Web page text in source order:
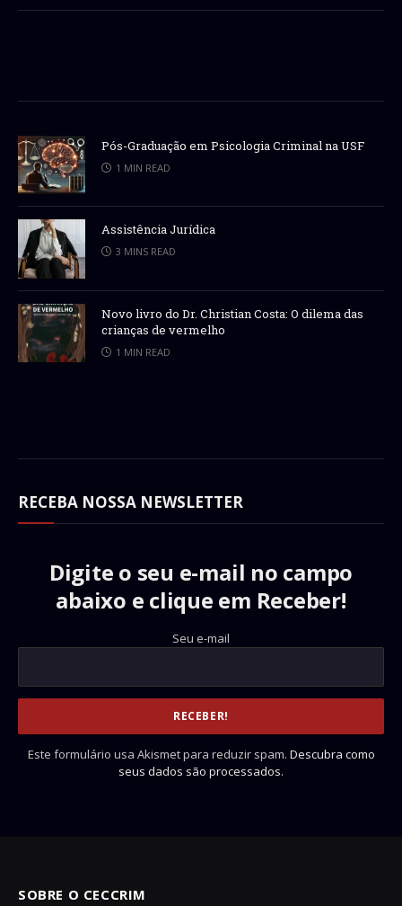
Pós-Graduação em Psicologia Criminal na USF
1 MIN READ
Assistência Jurídica
3 MINS READ
Novo livro do Dr. Christian Costa: O dilema das
crianças de vermelho
1 MIN READ
RECEBA NOSSA NEWSLETTER
Digite o seu e-mail no campo
abaixo e clique em Receber!
Seu e-mail
Este formulário usa Akismet para reduzir spam. Descubra como
seus dados são processados.
SOBRE O CECCRIM